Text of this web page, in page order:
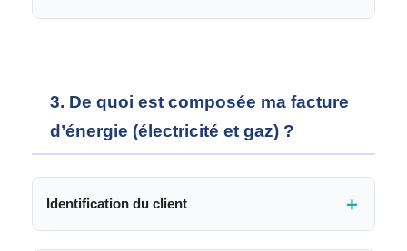
Gaz BP
M:MénageNM:Non Ménage
3. De quoi est composée ma facture
d’énergie (électricité et gaz) ?
Identification du client ＋